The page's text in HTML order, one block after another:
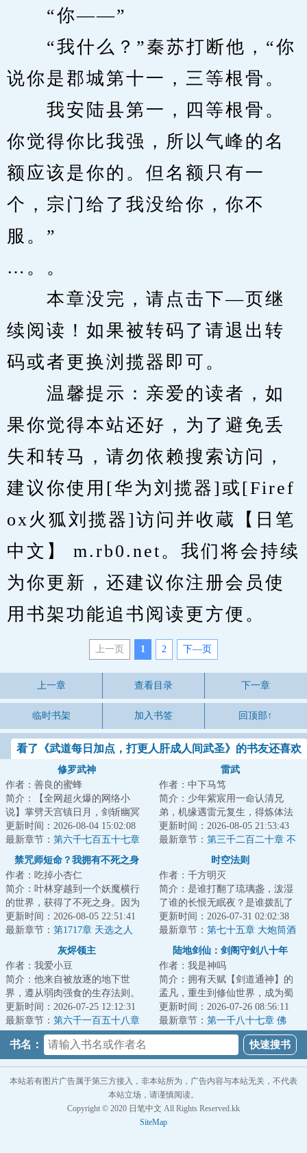
“你——”
“我什么？”秦苏打断他，“你
说你是郡城第十一，三等根骨。
我安陆县第一，四等根骨。
你觉得你比我强，所以气峰的名
额应该是你的。但名额只有一
个，宗门给了我没给你，你不
服。”
…。。
本章没完，请点击下—页继
续阅读！如果被转码了请退出转
码或者更换浏揽器即可。
温馨提示：亲爱的读者，如
果你觉得本站还好，为了避免丢
失和转马，请勿依赖搜索访问，
建议你使用[华为刘揽器]或[Firef
ox火狐刘揽器]访问并收蔵【日笔
中文】 m.rb0.net。我们将会持续
为你更新，还建议你注册会员使
用书架功能追书阅读更方便。
上一页 1 2 下—页
上一章 查看目录 下一章
临时书架 加入书签 回顶部↑
看了《武道每日加点，打更人肝成人间武圣》的书友还喜欢
修罗武神
作者：善良的蜜蜂
简介：【全网超火爆的网络小
说】掌劈天宫镇日月，剑斩幽冥
踏九霄，世间凡人万万亿，修罗
成神我最狂！本天...
更新时间：2026-08-04 15:02:08
最新章节： 第六千七百五十七章
你这是抢我？
雷武
作者：中下马笃
简介：少年紫宸用一命认清兄
弟，机缘遇雷元复生，得炼体法
诀，踏上强者之路。雷电淬圣
体，造化铸天途！以...
更新时间：2026-08-05 21:53:43
最新章节： 第三千二百二十章 不
禁咒师短命？我拥有不死之身
作者：吃掉小杏仁
简介：叶林穿越到一个妖魔横行
的世界，获得了不死之身。因为
这个世界的转职仪式很费钱，他
直接卡BUG靠着...
更新时间：2026-08-05 22:51:41
最新章节： 第1717章 天选之人
时空法则
作者：千方明灭
简介：是谁打翻了琉璃盏，泼湿
了谁的长恨无眠夜？是谁拨乱了
竖弓琴，惊扰了谁的江上无澜
月？有人在在偌大...
更新时间：2026-07-31 02:02:38
最新章节： 第七十五章 大炮筒酒
灰烬领主
作者：我爱小豆
简介：他来自被放逐的地下世
界，遵从弱肉强食的生存法则。
他是真理的探索者，是行走在理
智与疯狂边缘的巫...
更新时间：2026-07-25 12:12:31
最新章节： 第六千一百五十八章
惊世一枪！
陆地剑仙：剑阁守剑八十年
作者：我是神吗
简介：拥有天赋【剑道通神】的
孟凡，重生到修仙世界，成为蜀
山剑派的剑阁守剑人。触摸到“七
星剑”，获得...
更新时间：2026-07-26 08:56:11
最新章节： 第一千八十七章 佛
门，灵山
书名：
本站若有图片广告属于第三方接入，非本站所为，广告内容与本站无关，不代表
本站立场，请谨慎阅读。
Copyright © 2020 日笔中文 All Rights Reserved.kk
SiteMap